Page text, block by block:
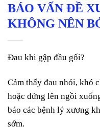
BÁO VẤN ĐỀ
KHÔNG NÊN
Đau khi gập đầu gối?
Cảm thấy đau nhói, khó
hoặc đứng lên ngồi
báo các bệnh lý xương
sớm.